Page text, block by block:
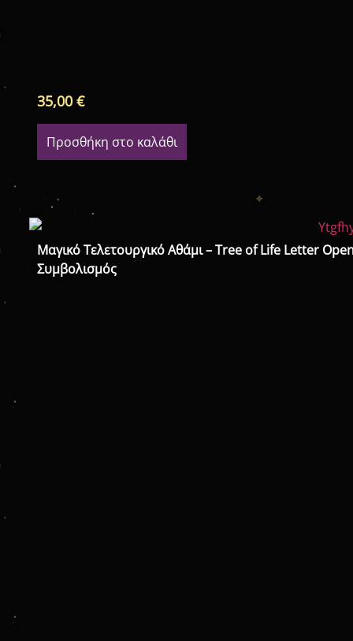
35,00€
Προσθήκη στο καλάθι
Μαγικό Τελετουργικό Αθάμι – Tree of Life Letter
Συμβολισμός